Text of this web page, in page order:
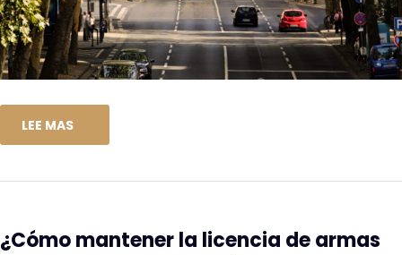
LEE MAS
¿Cómo mantener la licencia de armas